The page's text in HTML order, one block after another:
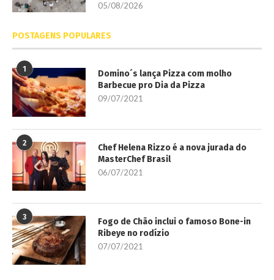
05/08/2026
POSTAGENS POPULARES
1
Domino´s lança Pizza com molho
Barbecue pro Dia da Pizza
09/07/2021
2
Chef Helena Rizzo é a nova jurada do
MasterChef Brasil
06/07/2021
3
Fogo de Chão inclui o famoso Bone-in
Ribeye no rodízio
07/07/2021